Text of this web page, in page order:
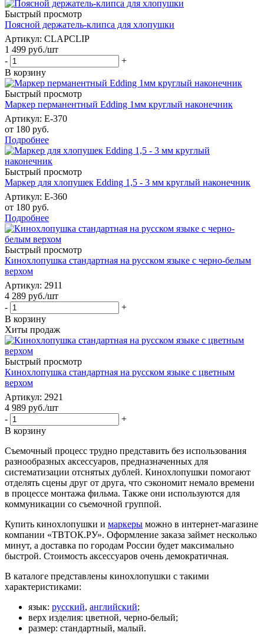
Быстрый просмотр
Поясной держатель-клипса для хлопушки
Артикул: CLAPCLIP
1 499 руб./шт
-
+
В корзину
Быстрый просмотр
Маркер перманентный Edding 1мм круглый наконечник
Артикул: E-370
от 180 руб.
Подробнее
Быстрый просмотр
Маркер для хлопушек Edding 1,5 - 3 мм круглый наконечник
Артикул: E-360
от 180 руб.
Подробнее
Быстрый просмотр
Кинохлопушка стандартная на русском языке с черно-белым
верхом
Артикул: 2911
4 289 руб./шт
-
+
В корзину
Хиты продаж
Быстрый просмотр
Кинохлопушка стандартная на русском языке с цветным
верхом
Артикул: 2921
4 989 руб./шт
-
+
В корзину
Съемочный процесс трудно представить без использования
разнообразных аксессуаров, предназначенных для
систематизации отснятых дублей. Кинохлопушки помогают
отделять сцены друг от друга, что сэкономит немало времени
в процессе монтажа фильма. Также они используются для
коммуникации со съемочной группой.
Купить кинохлопушки и маркеры можно в интернет-магазине
компании «ТВТОК.РУ». Оформление заказа займет несколько
минут, а доставка по городам России будет максимально
быстрой. Стоимость аксессуаров очень демократичная.
В каталоге представлены кинохлопушки с такими
характеристиками:
язык: русский, английский;
верх изделия: цветной, черно-белый;
размер: стандартный, малый.